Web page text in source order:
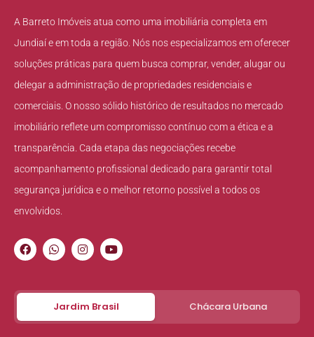
A Barreto Imóveis atua como uma imobiliária completa em
Jundiaí e em toda a região. Nós nos especializamos em oferecer
soluções práticas para quem busca comprar, vender, alugar ou
delegar a administração de propriedades residenciais e
comerciais. O nosso sólido histórico de resultados no mercado
imobiliário reflete um compromisso contínuo com a ética e a
transparência. Cada etapa das negociações recebe
acompanhamento profissional dedicado para garantir total
segurança jurídica e o melhor retorno possível a todos os
envolvidos.
Jardim Brasil Chácara Urbana